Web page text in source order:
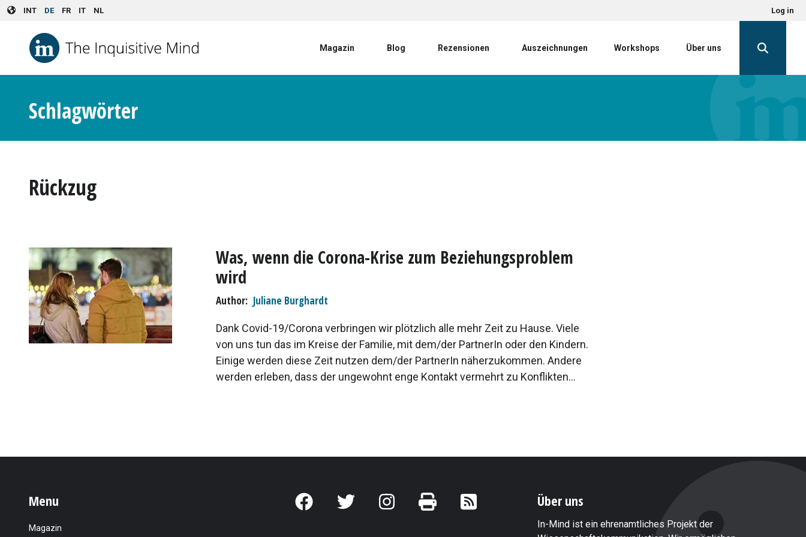
Skip to main content
INT DE FR IT NL Log in
Magazin Blog Rezensionen Auszeichnungen Workshops Über uns
Schlagwörter
Rückzug
Was, wenn die Corona-Krise zum Beziehungsproblem
wird
Author Juliane Burghardt
Dank Covid-19/Corona verbringen wir plötzlich alle mehr Zeit zu Hause. Viele
von uns tun das im Kreise der Familie, mit dem/der PartnerIn oder den Kindern.
Einige werden diese Zeit nutzen dem/der PartnerIn näherzukommen. Andere
werden erleben, dass der ungewohnt enge Kontakt vermehrt zu Konflikten...
Menu
Magazin
Über uns
In-Mind ist ein ehrenamtliches Projekt der